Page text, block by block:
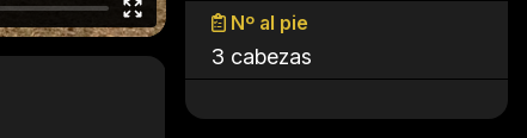
Nº al pie
3 cabezas